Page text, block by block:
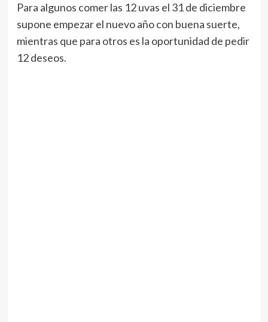
Para algunos comer las 12 uvas el 31 de diciembre
supone empezar el nuevo año con buena suerte,
mientras que para otros es la oportunidad de pedir
12 deseos.